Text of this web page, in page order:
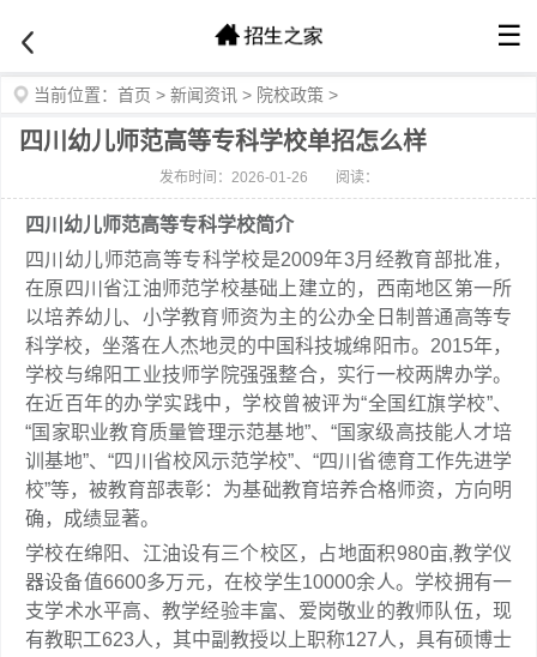
☰
当前位置： 首页 > 新闻资讯 > 院校政策 >
四川幼儿师范高等专科学校单招怎么样
发布时间：2026-01-26 阅读：
四川幼儿师范高等专科学校简介
四川幼儿师范高等专科学校是2009年3月经教育部批准，
在原四川省江油师范学校基础上建立的，西南地区第一所
以培养幼儿、小学教育师资为主的公办全日制普通高等专
科学校，坐落在人杰地灵的中国科技城绵阳市。2015年，
学校与绵阳工业技师学院强强整合，实行一校两牌办学。
在近百年的办学实践中，学校曾被评为“全国红旗学校”、
“国家职业教育质量管理示范基地”、“国家级高技能人才培
训基地”、“四川省校风示范学校”、“四川省德育工作先进学
校”等，被教育部表彰：为基础教育培养合格师资，方向明
确，成绩显著。
学校在绵阳、江油设有三个校区，占地面积980亩,教学仪
器设备值6600多万元，在校学生10000余人。学校拥有一
支学术水平高、教学经验丰富、爱岗敬业的教师队伍，现
有教职工623人，其中副教授以上职称127人，具有硕博士